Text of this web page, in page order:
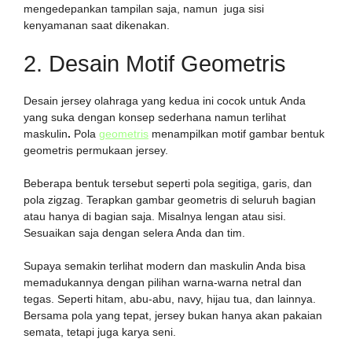
mengedepankan tampilan saja, namun juga sisi
kenyamanan saat dikenakan.
2. Desain Motif Geometris
Desain jersey olahraga yang kedua ini cocok untuk Anda
yang suka dengan konsep sederhana namun terlihat
maskulin. Pola geometris menampilkan motif gambar bentuk
geometris permukaan jersey.
Beberapa bentuk tersebut seperti pola segitiga, garis, dan
pola zigzag. Terapkan gambar geometris di seluruh bagian
atau hanya di bagian saja. Misalnya lengan atau sisi.
Sesuaikan saja dengan selera Anda dan tim.
Supaya semakin terlihat modern dan maskulin Anda bisa
memadukannya dengan pilihan warna-warna netral dan
tegas. Seperti hitam, abu-abu, navy, hijau tua, dan lainnya.
Bersama pola yang tepat, jersey bukan hanya akan pakaian
semata, tetapi juga karya seni.